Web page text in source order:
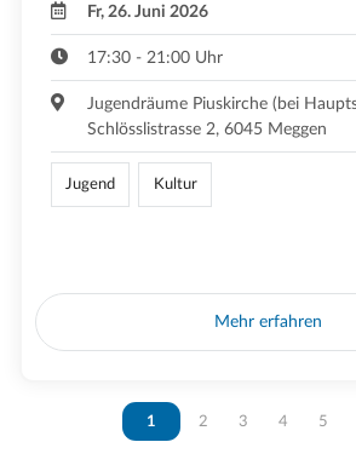
Fr, 26. Juni 2026
17:30 - 21:00 Uhr
Jugendräume Piuskirche (bei
Schlösslistrasse 2, 6045 Meggen
Jugend Kultur
Mehr erfahren
Vous êtes sur la page
1 Vous êtes sur la page
2 Vous êtes sur la
3 Vous êtes
4 Vous
5